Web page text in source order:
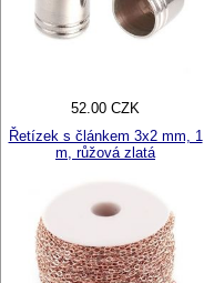
52.00 CZK
Řetízek s článkem 3x2 mm, 1
m, růžová zlatá